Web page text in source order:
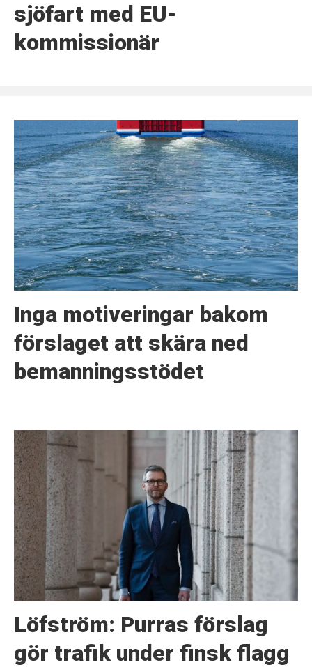
sjöfart med EU-
kommissionär
Inga motiveringar bakom
förslaget att skära ned
bemanningsstödet
Löfström: Purras förslag
gör trafik under finsk flagg